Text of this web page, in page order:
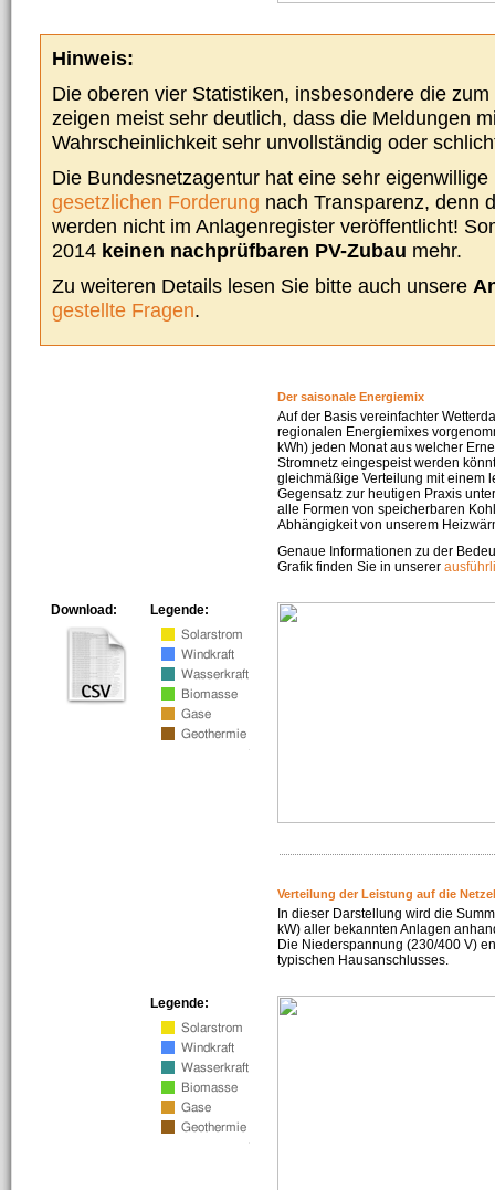
Hinweis:
Die oberen vier Statistiken, insbesondere die
zeigen meist sehr deutlich, dass die Meldungen
Wahrscheinlichkeit sehr unvollständig oder
Die Bundesnetzagentur hat eine sehr
gesetzlichen Forderung nach Transparenz, denn
werden nicht im Anlagenregister veröffentlicht!
2014 keinen nachprüfbaren PV-Zubau mehr.
Zu weiteren Details lesen Sie bitte auch unsere
gestellte Fragen.
Der saisonale Energiemix
Auf der Basis vereinfachter
regionalen Energiemixes
kWh) jeden Monat aus welcher
Stromnetz eingespeist werden
gleichmäßige Verteilung mit einem
Gegensatz zur heutigen Praxis
alle Formen von speicherbaren
Abhängigkeit von unserem
Genaue Informationen zu der
Grafik finden Sie in unserer
Legende:
Download:
Verteilung der Leistung auf die
In dieser Darstellung wird die
kW) aller bekannten Anlagen
Die Niederspannung (230/400 V)
typischen Hausanschlusses.
Legende: